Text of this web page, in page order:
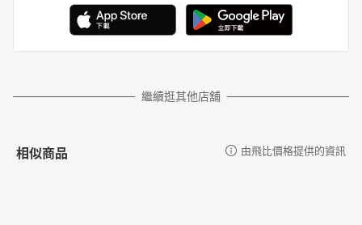
繼續逛其他店舖
相似商品 由飛比價格提供的資訊